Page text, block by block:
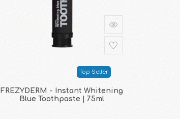
Top Seller
FREZYDERM - Instant Whitening
Blue Toothpaste | 75ml